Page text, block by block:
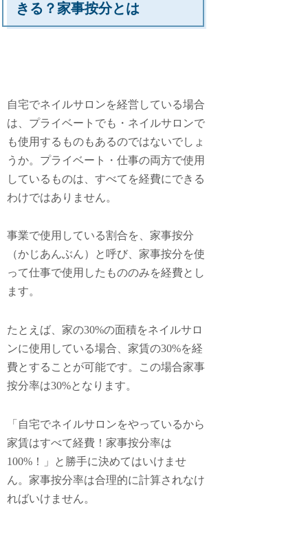
きる？家事按分とは
自宅でネイルサロンを経営している場合
は、プライベートでも・ネイルサロンで
も使用するものもあるのではないでしょ
うか。プライベート・仕事の両方で使用
しているものは、すべてを経費にできる
わけではありません。
事業で使用している割合を、 家事按分
（かじあんぶん）
と呼び、家事按分を使
って仕事で使用したもののみを経費とし
ます。
たとえば、家の30%の面積をネイルサロ
ンに使用している場合、家賃の30%を経
費とすることが可能です。この場合家事
按分率は30%となります。
「自宅でネイルサロンをやっているから
家賃はすべて経費！家事按分率は
100%！」と勝手に決めてはいけませ
ん。家事按分率は合理的に計算されなけ
ればいけません。